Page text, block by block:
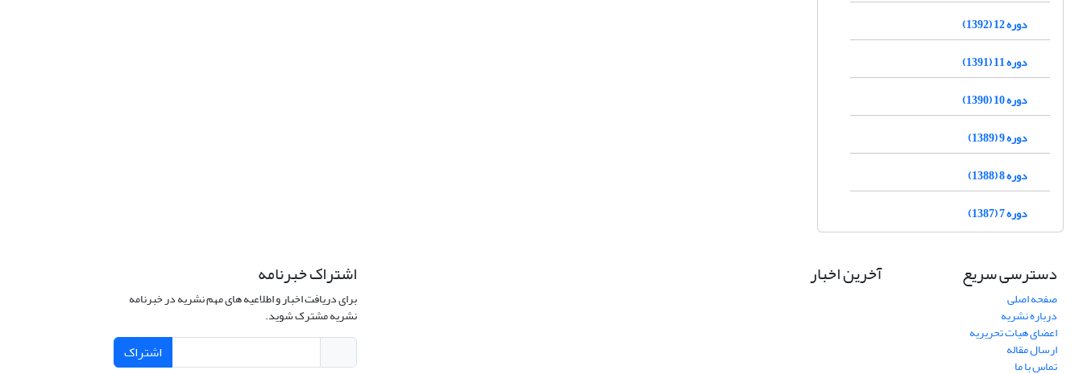
دوره 12 (1392)
دوره 11 (1391)
دوره 10 (1390)
دوره 9 (1389)
دوره 8 (1388)
دوره 7 (1387)
دسترسی سریع
صفحه اصلی
درباره نشریه
اعضای هیات تحریریه
ارسال مقاله
تماس با ما
آخرین اخبار اشتراک خبرنامه
برای دریافت اخبار و اطلاعیه های مهم نشریه در خبرنامه
نشریه مشترک شوید.
اشتراک